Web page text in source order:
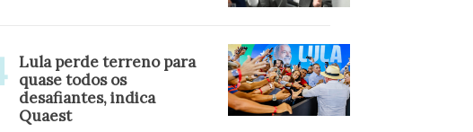
Lula perde terreno para
quase todos os
desafiantes, indica
Quaest